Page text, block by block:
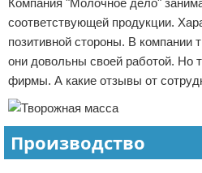
Начало бизнеса
Обзоры услуг
Деловое общение
Отказ от ответственности
Компания "Молочное дело"
соответствующей продукции.
позитивной стороны. В компании
они довольны своей работой. Но
фирмы. А какие отзывы от
Производство